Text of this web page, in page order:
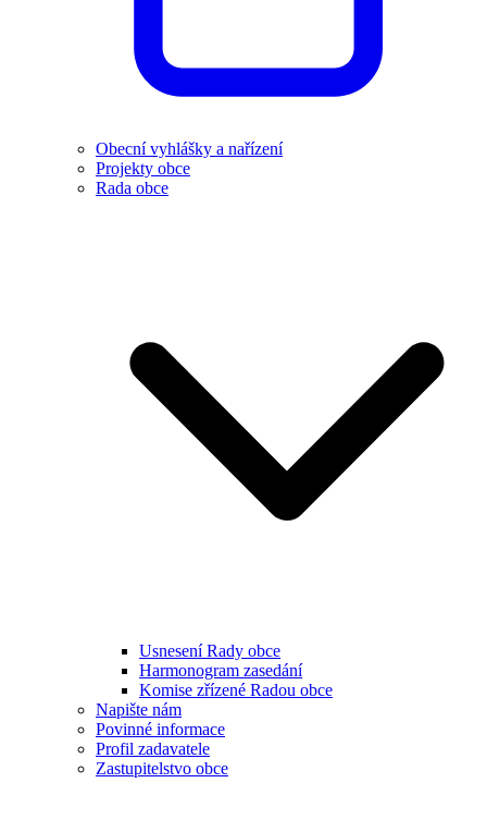
Obecní vyhlášky a nařízení
Projekty obce
Rada obce
Usnesení Rady obce
Harmonogram zasedání
Komise zřízené Radou obce
Napište nám
Povinné informace
Profil zadavatele
Zastupitelstvo obce